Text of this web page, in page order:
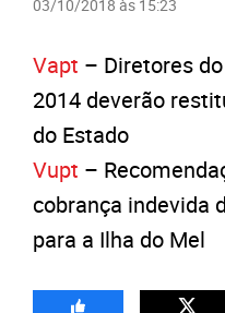
03/10/2018 às 15:23
Vapt – Diretores
2014 deverão
do Estado
Vupt –
cobrança indevida
para a Ilha do Mel